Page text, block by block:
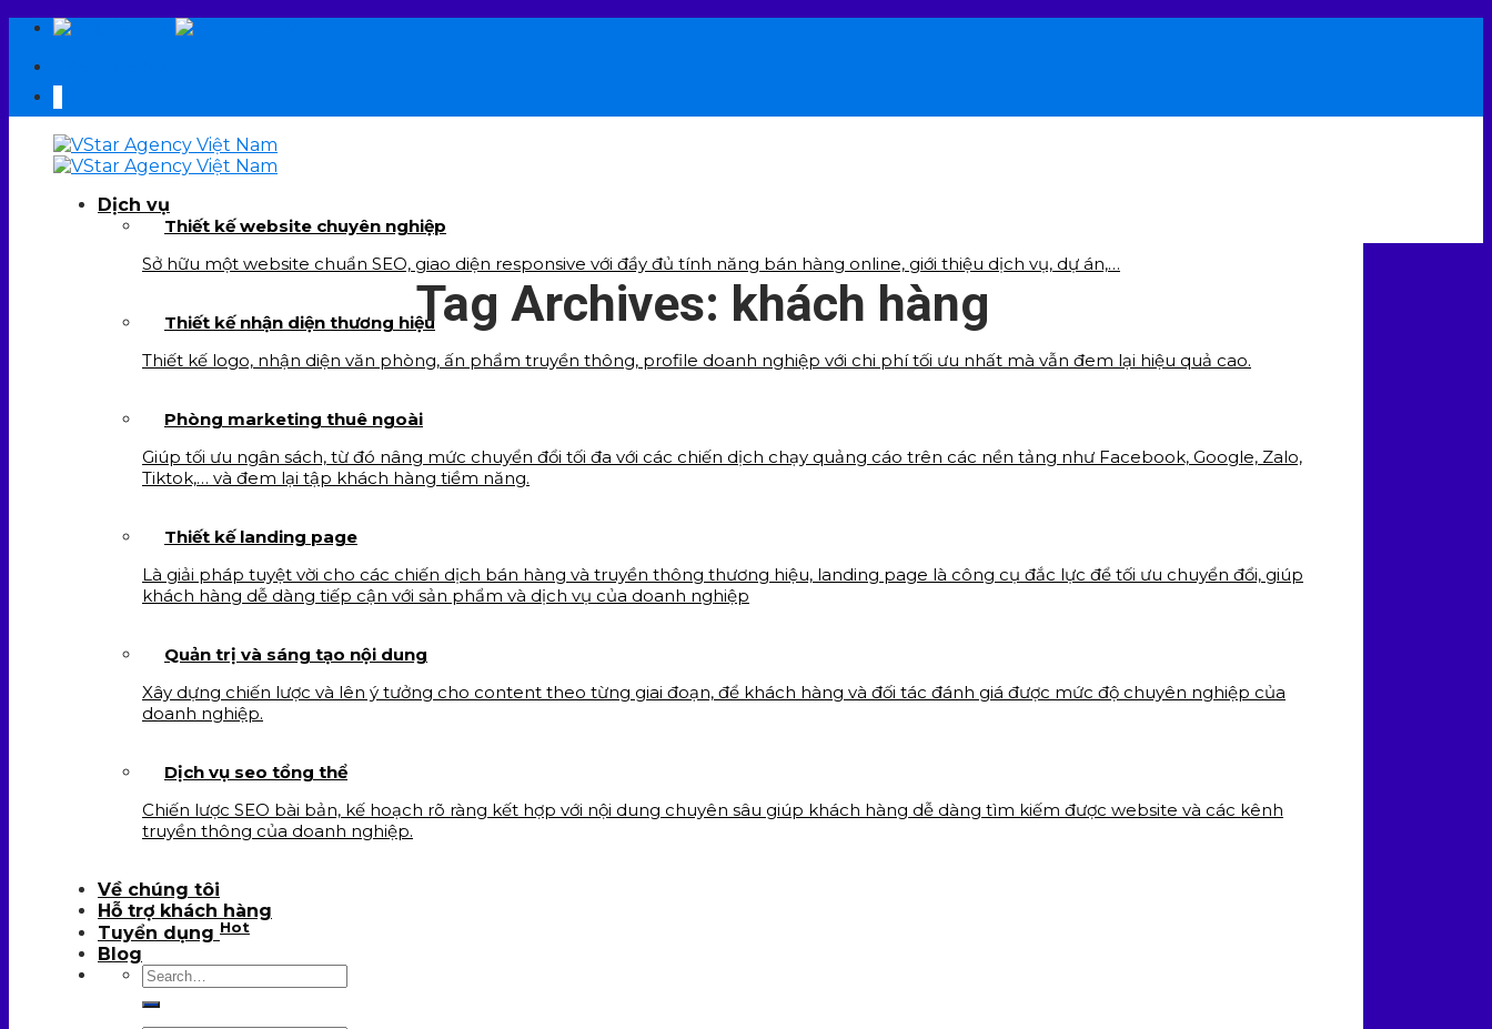
Skip
content
Dịch vụ
Thiết kế website chuyên nghiệp
Sở hữu một website chuẩn SEO, giao diện responsive với đầy đủ tính năng bán hàng online, giới thiệu dịch vụ, dự án,…
Thiết kế nhận diện thương hiệu
Thiết kế logo, nhận diện văn phòng, ấn phẩm truyền thông, profile doanh nghiệp với chi phí tối ưu nhất mà vẫn đem lại hiệu quả cao.
Phòng marketing thuê ngoài
Giúp tối ưu ngân sách, từ đó nâng mức chuyển đổi tối đa với các chiến dịch chạy quảng cáo trên các nền tảng như Facebook, Google, Zalo,
Tiktok,… và đem lại tập khách hàng tiềm năng.
Thiết kế landing page
Là giải pháp tuyệt vời cho các chiến dịch bán hàng và truyền thông thương hiệu, landing page là công cụ đắc lực để tối ưu chuyển đổi, giúp
khách hàng dễ dàng tiếp cận với sản phẩm và dịch vụ của doanh nghiệp
Quản trị và sáng tạo nội dung
Xây dựng chiến lược và lên ý tưởng cho content theo từng giai đoạn, để khách hàng và đối tác đánh giá được mức độ chuyên nghiệp của
doanh nghiệp.
Dịch vụ seo tổng thể
Chiến lược SEO bài bản, kế hoạch rõ ràng kết hợp với nội dung chuyên sâu giúp khách hàng dễ dàng tìm kiếm được website và các kênh
truyền thông của doanh nghiệp.
Về chúng tôi
Hỗ trợ khách hàng
Tuyển dụng Hot
Blog
Tag Archives: khách hàng